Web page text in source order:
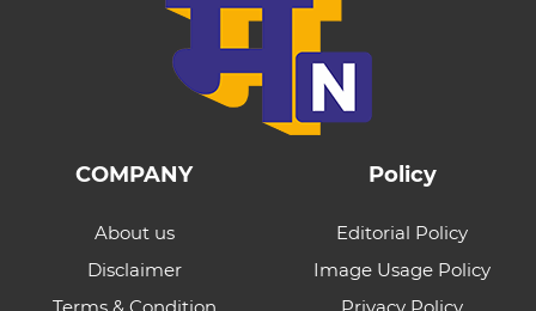
COMPANY
About us
Disclaimer
Policy
Editorial Policy
Image Usage Policy